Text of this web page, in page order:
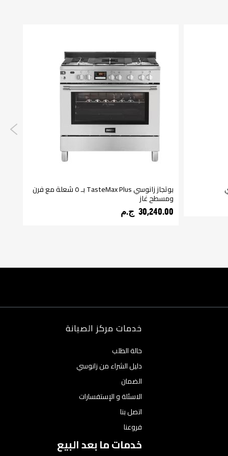
بوتجاز زانوسي TasteMax Plus بـ ٥ شعلة مع فرن
ومسطح غاز
30,240.00 ج.م‏
خدمات مركز الصيانة
حالة الطلب
دليل الشراء من زانوسي
الضمان
الاسئلة و الإستفسارات
اتصل بنا
فروعنا
خدمات ما بعد البيع